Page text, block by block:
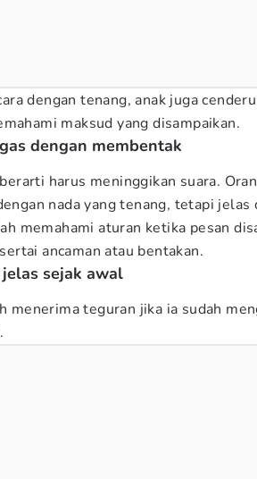
dengan tenang, anak juga
maksud yang disampaikan.
dengan membentak
harus meninggikan suara.
nada yang tenang, tetapi jelas
memahami aturan ketika pesan
ancaman atau bentakan.
sejak awal
menerima teguran jika ia sudah